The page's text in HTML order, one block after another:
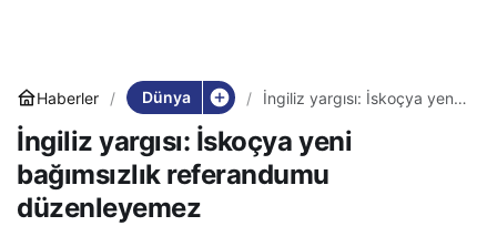
Haberler Dünya
İngiliz yargısı: İskoçya yeni
düzenleyemez
İngiliz yargısı: İskoçya yeni
bağımsızlık referandumu
düzenleyemez